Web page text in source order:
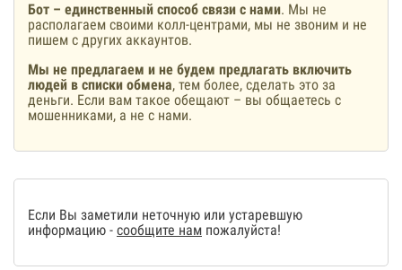
Бот – единственный способ связи с нами. Мы не
располагаем своими колл-центрами, мы не звоним и не
пишем с других аккаунтов.
Мы не предлагаем и не будем предлагать включить
людей в списки обмена, тем более, сделать это за
деньги. Если вам такое обещают – вы общаетесь с
мошенниками, а не с нами.
Если Вы заметили неточную или устаревшую
информацию - сообщите нам пожалуйста!